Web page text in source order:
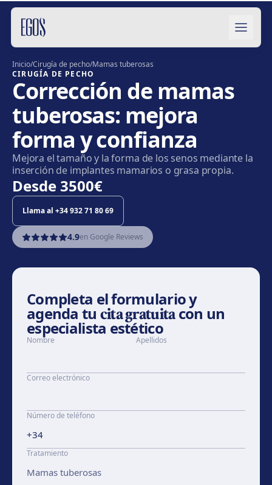
Saltar al contenido
Inicio/Cirugía de pecho/Mamas tuberosas
CIRUGÍA DE PECHO
Corrección de mamas
tuberosas: mejora
forma y confianza
Mejora el tamaño y la forma de los senos mediante la
inserción de implantes mamarios o grasa propia.
Desde 3500€
Llama al +34 932 71 80 69
4.9en Google Reviews
Completa el formulario y
agenda tu cita gratuitacon un
especialista estético
Nombre Apellidos
Correo electrónico
Número de teléfono
Tratamiento